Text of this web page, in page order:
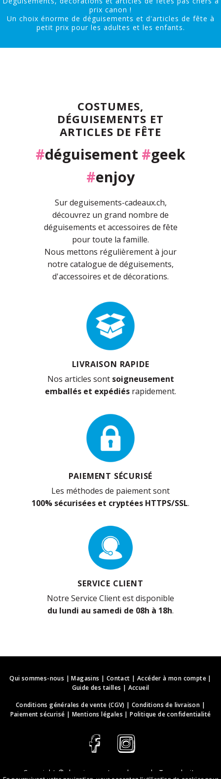
prix canon !
Un choix énorme de déguisements et d'articles de fête à
petit prix pour les adultes et les enfants.
COSTUMES,
DÉGUISEMENTS ET
ARTICLES DE FÊTE
#déguisement #geek
#enjoy
Sur deguisements-cadeaux.ch,
découvrez un grand nombre de
déguisements et accessoires de fête
pour toute la famille.
Nous mettons régulièrement à jour
notre catalogue de déguisements,
d'accessoires et de décorations.
LIVRAISON RAPIDE
Nos articles sont soigneusement
emballés et expédiés rapidement.
PAIEMENT SÉCURISÉ
Les méthodes de paiement sont
100% sécurisées et cryptées HTTPS/SSL.
SERVICE CLIENT
Notre Service Client est disponible
du lundi au samedi de 08h à 18h.
Qui sommes-nous |Magasins | Contact | Accéder à mon compte|
Guide des tailles | Accueil
Conditions générales de vente (CGV) |Conditions de livraison |
Paiement sécurisé | Mentions légales |Politique de confidentialité
Copyright © deguisements-cadeaux.ch . Tous droits